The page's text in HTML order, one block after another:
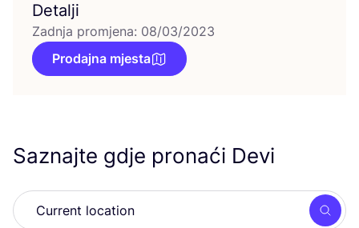
Detalji
Zadnja promjena: 08/03/2023
Prodajna mjesta
Saznajte gdje pronaći Devi